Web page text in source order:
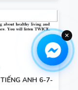
ANH 6-7-
✕